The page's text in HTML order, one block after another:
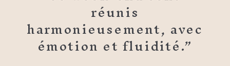
réunis
harmonieusement, avec
émotion et fluidité.”